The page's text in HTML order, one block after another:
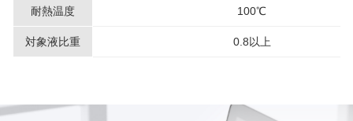
耐熱温度 100℃
対象液比重 0.8以上